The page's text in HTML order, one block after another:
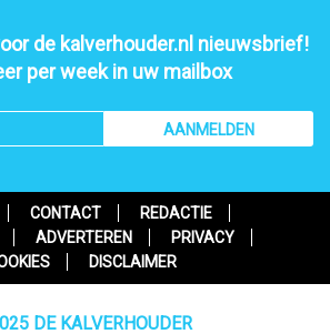
de kalverhouder.nl nieuwsbrief!
per week in uw mailbox
AANMELDEN
CONTACT
REDACTIE
ADVERTEREN
PRIVACY
DISCLAIMER
DE KALVERHOUDER